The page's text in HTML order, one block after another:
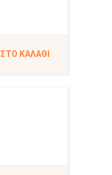
ΣΤΟ ΚΑΛΆΘΙ